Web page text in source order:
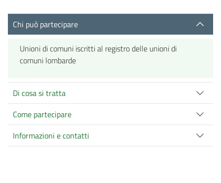
Chi può partecipare
Unioni di comuni iscritti al registro delle unioni di
comuni lombarde
Di cosa si tratta
Come partecipare
Informazioni e contatti